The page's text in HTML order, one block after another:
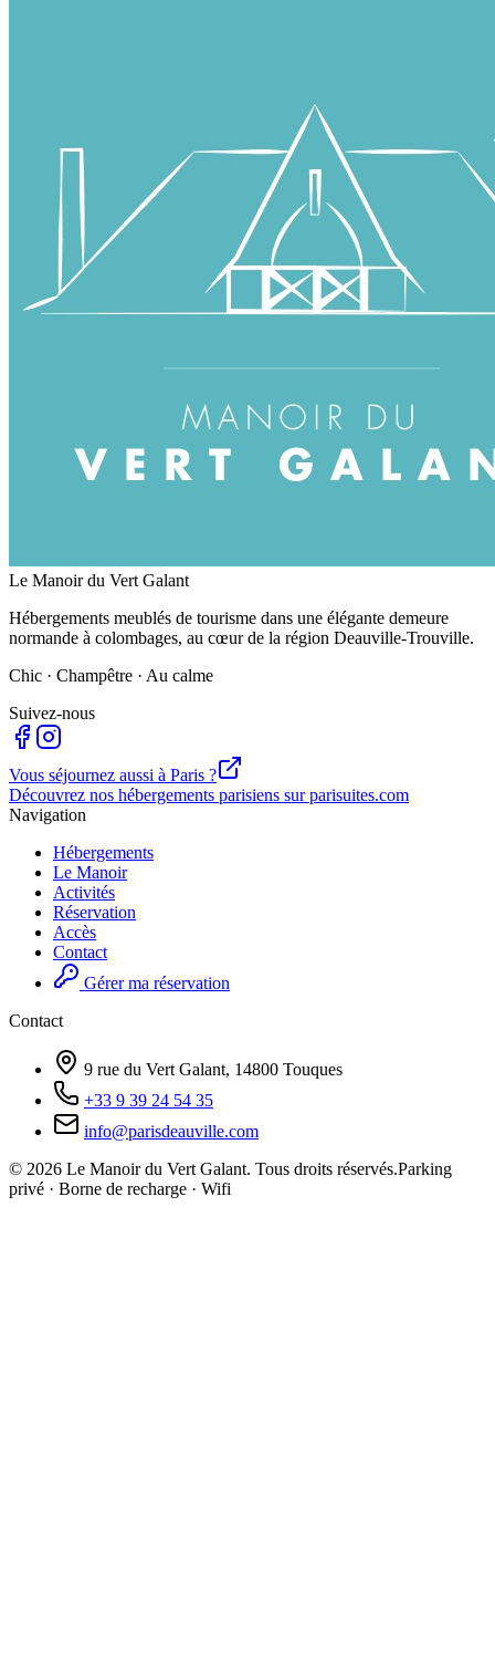
Le Manoir du Vert Galant
Hébergements meublés de tourisme dans une élégante demeure
normande à colombages, au cœur de la région Deauville-Trouville.
Chic · Champêtre · Au calme
Suivez-nous
Vous séjournez aussi à Paris ?
Découvrez nos hébergements parisiens sur parisuites.com
Navigation
Hébergements
Le Manoir
Activités
Réservation
Accès
Contact
Gérer ma réservation
Contact
9 rue du Vert Galant, 14800 Touques
+33 9 39 24 54 35
info@parisdeauville.com
© 2026 Le Manoir du Vert Galant. Tous droits réservés.Parking
privé · Borne de recharge · Wifi